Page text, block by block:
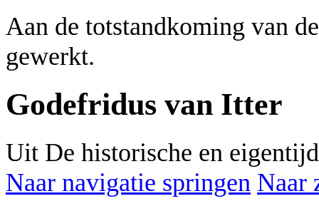
Aan de totstandkoming van
gewerkt.
Godefridus van Itter
Uit De historische en
Naar navigatie springen Naar